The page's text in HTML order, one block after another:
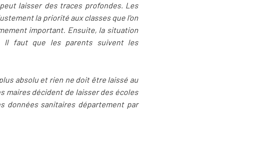
laisser des traces profondes. Les
la priorité aux classes que l’on
important. Ensuite, la situation
Il faut que les parents suivent les
absolu et rien ne doit être laissé au
maires décident de laisser des écoles
données sanitaires département par